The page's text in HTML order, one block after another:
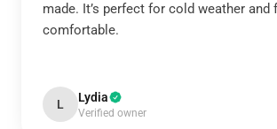
made. It’s perfect for cold weather and
comfortable.
L Lydia
Verified owner